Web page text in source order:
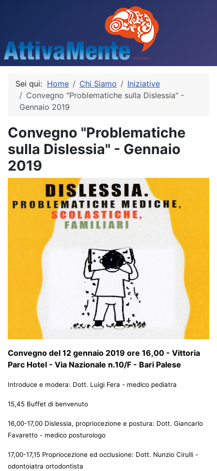
Sei qui: Home Chi Siamo
Iniziative
Convegno "Problematiche sulla Dislessia" -
Gennaio 2019
Convegno "Problematiche
sulla Dislessia" - Gennaio
2019
Convegno del 12 gennaio 2019 ore 16,00 - Vittoria
Parc Hotel - Via Nazionale n.10/F - Bari Palese
Introduce e modera: Dott. Luigi Fera - medico pediatra
15,45 Buffet di benvenuto
16,00-17,00 Dislessia, propriocezione e postura: Dott. Giancarlo
Favaretto - medico posturologo
17,00-17,15 Propriocezione ed occlusione: Dott. Nunzio Cirulli -
odontoiatra ortodontista